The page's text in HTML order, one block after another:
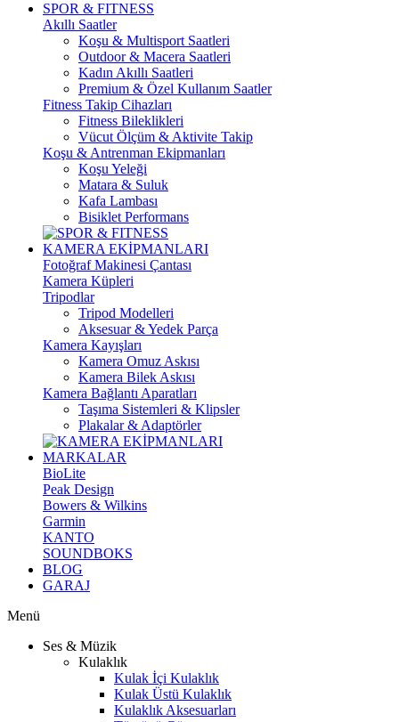
SPOR & FITNESS
Akıllı Saatler
Koşu & Multisport Saatleri
Outdoor & Macera Saatleri
Kadın Akıllı Saatleri
Premium & Özel Kullanım Saatler
Fitness Takip Cihazları
Fitness Bileklikleri
Vücut Ölçüm & Aktivite Takip
Koşu & Antrenman Ekipmanları
Koşu Yeleği
Matara & Suluk
Kafa Lambası
Bisiklet Performans
KAMERA EKİPMANLARI
Fotoğraf Makinesi Çantası
Kamera Küpleri
Tripodlar
Tripod Modelleri
Aksesuar & Yedek Parça
Kamera Kayışları
Kamera Omuz Askısı
Kamera Bilek Askısı
Kamera Bağlantı Aparatları
Taşıma Sistemleri & Klipsler
Plakalar & Adaptörler
MARKALAR
BioLite
Peak Design
Bowers & Wilkins
Garmin
KANTO
SOUNDBOKS
BLOG
GARAJ
Menü
Ses & Müzik
Kulaklık
Kulak İçi Kulaklık
Kulak Üstü Kulaklık
Kulaklık Aksesuarları